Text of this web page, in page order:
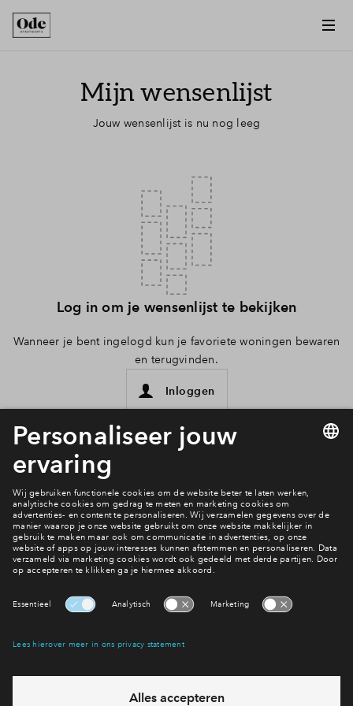
Mijn wensenlijst
Jouw wensenlijst is nu nog leeg
Log in om je wensenlijst te bekijken
Wanneer je bent ingelogd kun je favoriete woningen bewaren
en terugvinden.
Inloggen
Vergroten
Interesse? Meld je dan snel aan
Hiermee blijf je op de hoogte van het belangrijkste nieuws en
eventuele projecten
Ja, ik wil mij aanmelden
Heb je een vraag en wil je direct antwoord? Bel ons op
feestdagen)